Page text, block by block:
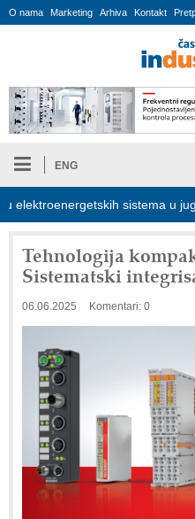
O nama Marketing Arhiva Kontakt
ENG
sistema u
Tehnologija
Sistematski
06.06.2025 Komentari: 0